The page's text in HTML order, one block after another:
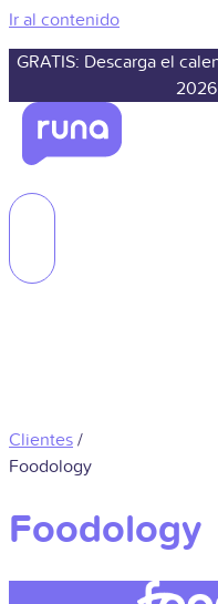
Ir al contenido
GRATIS: Descarga el
Clientes /
Foodology
Foodology